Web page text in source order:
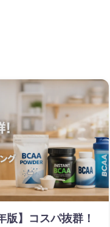
版】コスパ抜群！